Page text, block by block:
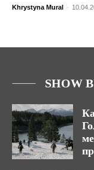
Khrystyna Mural -
SHOW